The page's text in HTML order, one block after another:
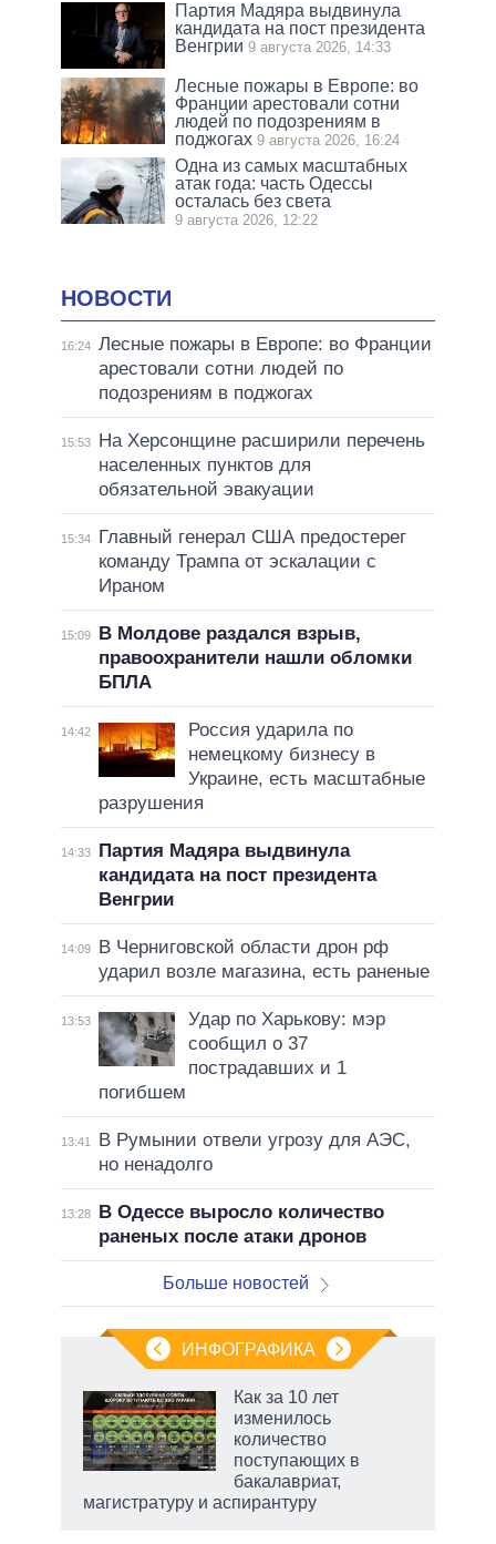
Партия Мадяра выдвинула
кандидата на пост президента
Венгрии 9 августа 2026, 14:33
Лесные пожары в Европе: во
Франции арестовали сотни
людей по подозрениям в
поджогах 9 августа 2026, 16:24
Одна из самых масштабных
атак года: часть Одессы
осталась без света
9 августа 2026, 12:22
НОВОСТИ
16:24 Лесные пожары в Европе: во Франции
арестовали сотни людей по
подозрениям в поджогах
15:53
На Херсонщине расширили перечень
населенных пунктов для
обязательной эвакуации
15:34
Главный генерал США предостерег
команду Трампа от эскалации с
Ираном
15:09
В Молдове раздался взрыв,
правоохранители нашли обломки
БПЛА
14:42
Россия ударила по
немецкому бизнесу в
Украине, есть масштабные
разрушения
14:33
Партия Мадяра выдвинула
кандидата на пост президента
Венгрии
14:09
В Черниговской области дрон рф
ударил возле магазина, есть раненые
13:53
Удар по Харькову: мэр
сообщил о 37
пострадавших и 1
погибшем
13:41
В Румынии отвели угрозу для АЭС,
но ненадолго
13:28
В Одессе выросло количество
раненых после атаки дронов
Больше новостей
ИНФОГРАФИКА
Как за 10 лет
изменилось
количество
поступающих в
бакалавриат,
магистратуру и аспирантуру